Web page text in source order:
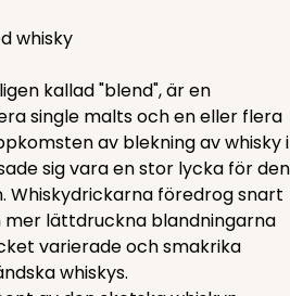
whisky
kallad "blend", är en
single malts och en eller flera
av blekning av whisky i
sig vara en stor lycka för den
Whiskydrickarna föredrog snart
lättdruckna blandningarna
varierade och smakrika
whiskys.